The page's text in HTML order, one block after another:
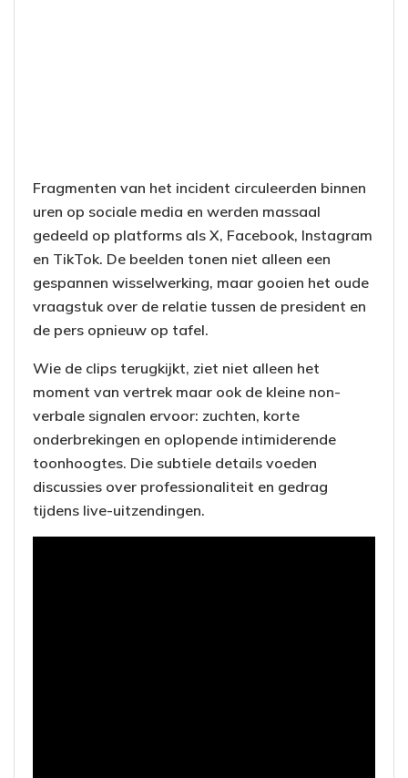
Fragmenten van het incident circuleerden binnen
uren op sociale media en werden massaal
gedeeld op platforms als X, Facebook, Instagram
en TikTok. De beelden tonen niet alleen een
gespannen wisselwerking, maar gooien het oude
vraagstuk over de relatie tussen de president en
de pers opnieuw op tafel.
Wie de clips terugkijkt, ziet niet alleen het
moment van vertrek maar ook de kleine non-
verbale signalen ervoor: zuchten, korte
onderbrekingen en oplopende intimiderende
toonhoogtes. Die subtiele details voeden
discussies over professionaliteit en gedrag
tijdens live-uitzendingen.